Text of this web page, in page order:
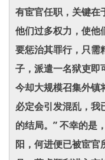
有宦官任职，关键在
他们过多权力，使他
要惩治其罪行，只需
子，派遣一名狱吏即
今却大规模召集外镇
必定会引发混乱，我
的结局。” 不幸的是
阳，何进便已被宦官